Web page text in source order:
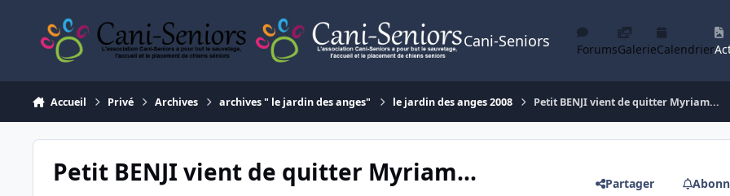
Cani-Seniors ForumsGalerieCalendrier
Accueil Privé Archives archives " le jardin des anges" le jardin des anges 2008 Petit BENJI vient de quitter Myriam...
Petit BENJI vient de quitter Myriam... Partager